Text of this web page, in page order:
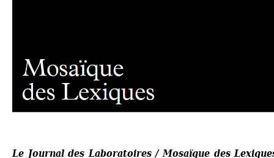
Le Journal des Laboratoires / Mosaïque des